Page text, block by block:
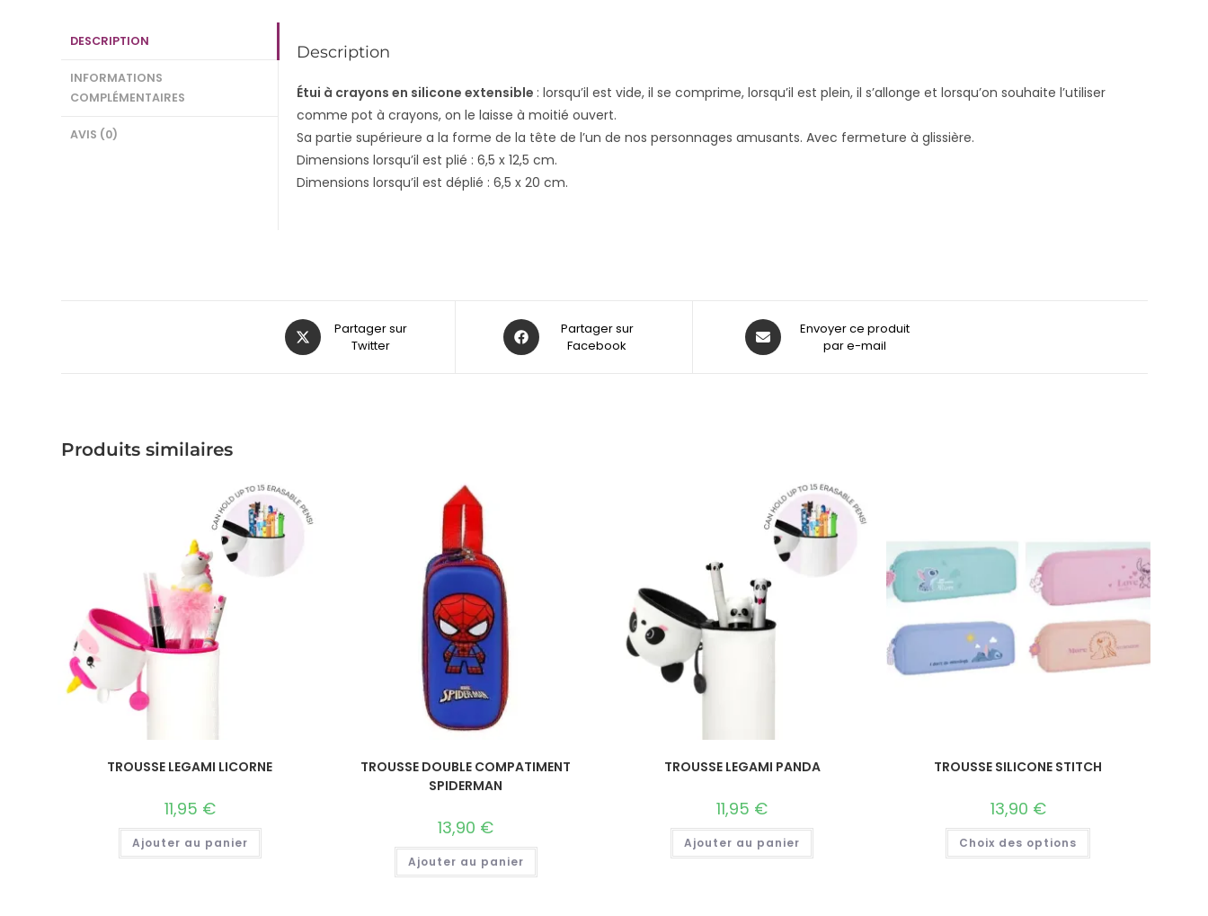
DESCRIPTION
INFORMATIONS
COMPLÉMENTAIRES
AVIS (0)
Description
Étui à crayons en silicone extensible : lorsqu’il est vide, il se comprime, lorsqu’il est plein, il s’allonge et lorsqu’on souhaite l’utiliser
comme pot à crayons, on le laisse à moitié ouvert.
Sa partie supérieure a la forme de la tête de l’un de nos personnages amusants. Avec fermeture à glissière.
Dimensions lorsqu’il est plié : 6,5 x 12,5 cm.
Dimensions lorsqu’il est déplié : 6,5 x 20 cm.
Partager sur
Twitter
Partager sur
Facebook
Envoyer ce produit
par e-mail
Produits similaires
TROUSSE LEGAMI LICORNE
11,95 €
Ajouter au panier
TROUSSE DOUBLE COMPATIMENT
SPIDERMAN
13,90 €
Ajouter au panier
TROUSSE LEGAMI PANDA
11,95 €
Ajouter au panier
TROUSSE SILICONE STITCH
13,90 €
Choix des options